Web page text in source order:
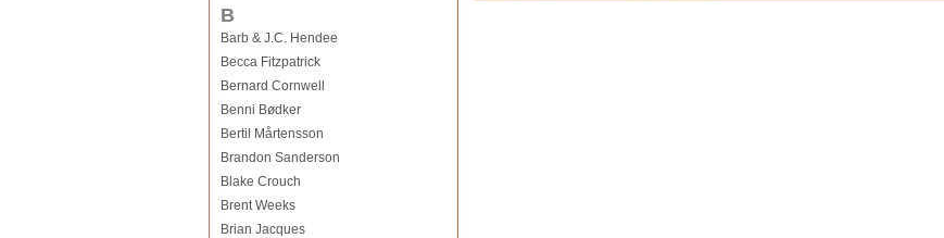
B
Barb & J.C. Hendee
Becca Fitzpatrick
Bernard Cornwell
Benni Bødker
Bertil Mårtensson
Brandon Sanderson
Blake Crouch
Brent Weeks
Brian Jacques